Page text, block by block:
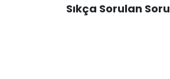
Sıkça Sorulan